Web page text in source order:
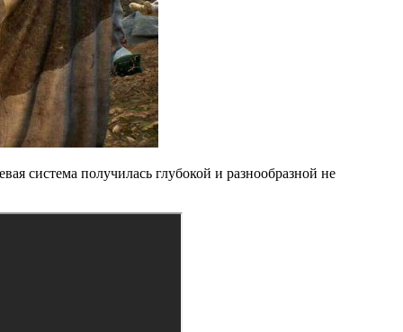
система получилась глубокой и разнообразной не